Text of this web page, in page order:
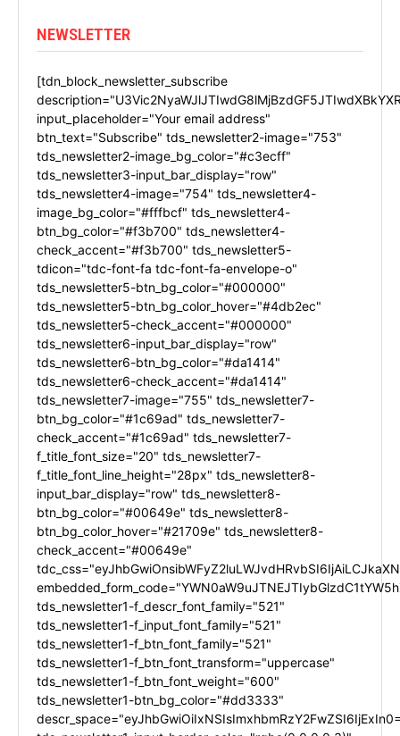
NEWSLETTER
[tdn_block_newsletter_subscribe
input_placeholder="Your email address"
btn_text="Subscribe" tds_newsletter2-image="753"
tds_newsletter2-image_bg_color="#c3ecff"
tds_newsletter3-input_bar_display="row"
tds_newsletter4-image="754" tds_newsletter4-
image_bg_color="#fffbcf" tds_newsletter4-
btn_bg_color="#f3b700" tds_newsletter4-
check_accent="#f3b700" tds_newsletter5-
tdicon="tdc-font-fa tdc-font-fa-envelope-o"
tds_newsletter5-btn_bg_color="#000000"
tds_newsletter5-btn_bg_color_hover="#4db2ec"
tds_newsletter5-check_accent="#000000"
tds_newsletter6-input_bar_display="row"
tds_newsletter6-btn_bg_color="#da1414"
tds_newsletter6-check_accent="#da1414"
tds_newsletter7-image="755" tds_newsletter7-
btn_bg_color="#1c69ad" tds_newsletter7-
check_accent="#1c69ad" tds_newsletter7-
f_title_font_size="20" tds_newsletter7-
f_title_font_line_height="28px" tds_newsletter8-
input_bar_display="row" tds_newsletter8-
btn_bg_color="#00649e" tds_newsletter8-
btn_bg_color_hover="#21709e" tds_newsletter8-
check_accent="#00649e"
tds_newsletter1-f_descr_font_family="521"
tds_newsletter1-f_input_font_family="521"
tds_newsletter1-f_btn_font_family="521"
tds_newsletter1-f_btn_font_transform="uppercase"
tds_newsletter1-f_btn_font_weight="600"
tds_newsletter1-btn_bg_color="#dd3333"